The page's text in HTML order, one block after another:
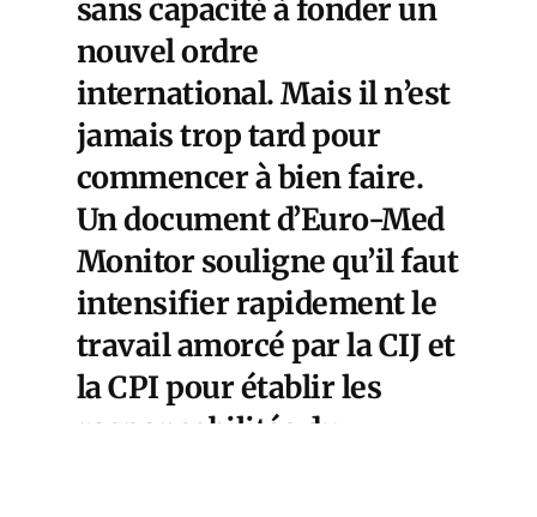
sans capacité à fonder un
nouvel ordre
international. Mais il n’est
jamais trop tard pour
commencer à bien faire.
Un document d’Euro-Med
Monitor souligne qu’il faut
intensifier rapidement le
travail amorcé par la CIJ et
la CPI pour établir les
responsabilités du